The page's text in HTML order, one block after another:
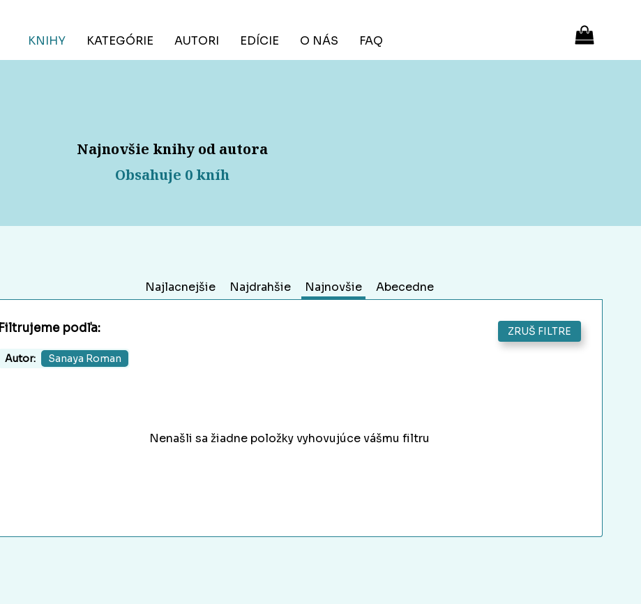
KNIHY KATEGÓRIE AUTORI EDÍCIE O NÁS FAQ
Najnovšie knihy od autora
Obsahuje 0 kníh
Najlacnejšie Najdrahšie Najnovšie Abecedne
Filtrujeme podľa: ZRUŠ FILTRE
Autor: Sanaya Roman
Nenašli sa žiadne položky vyhovujúce vášmu filtru